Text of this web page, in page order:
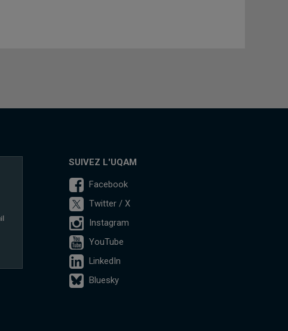
SUIVEZ L'UQAM
Facebook
Twitter / X
Instagram
YouTube
LinkedIn
Bluesky